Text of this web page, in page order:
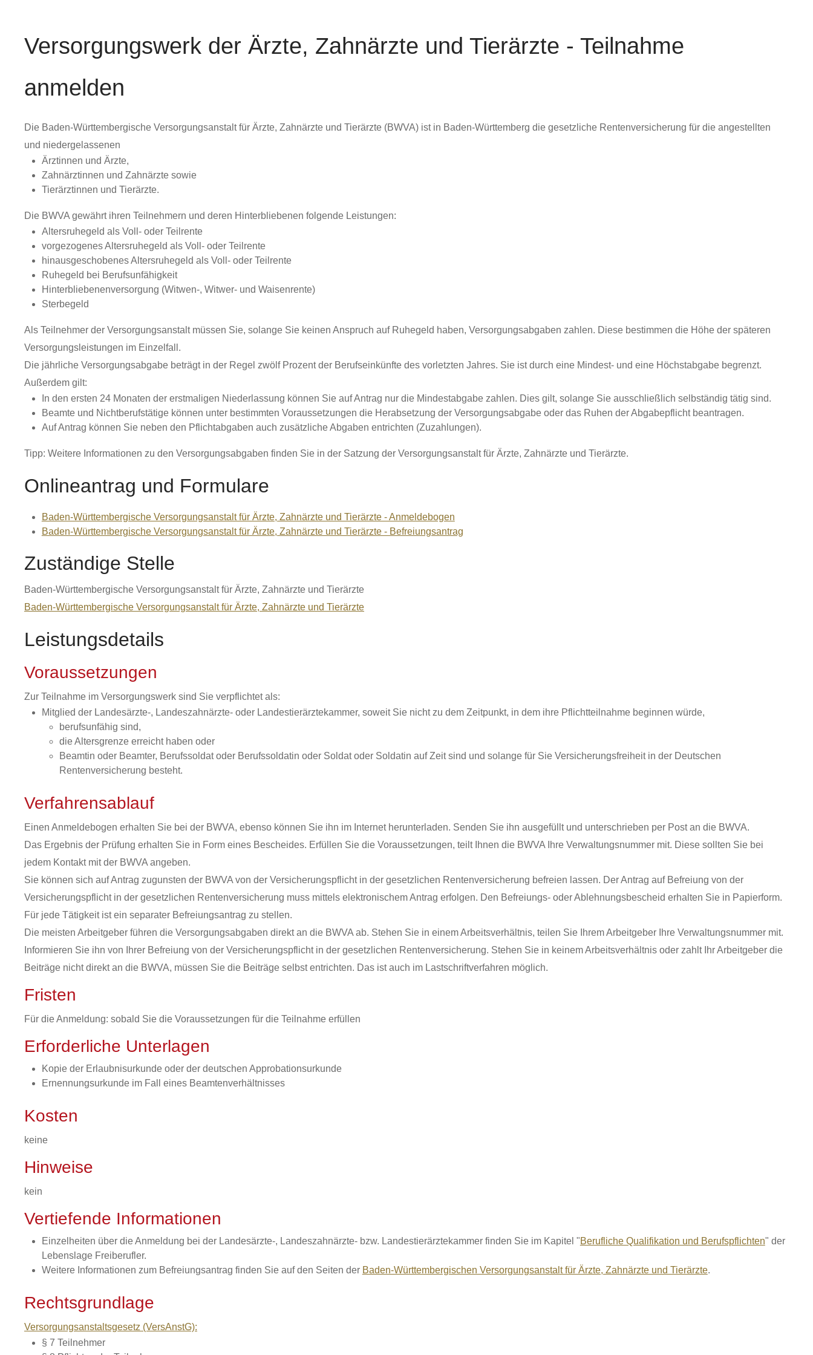
Versorgungswerk der Ärzte, Zahnärzte und Tierärzte - Teilnahme
anmelden
Die Baden-Württembergische Versorgungsanstalt für Ärzte, Zahnärzte und Tierärzte (BWVA) ist in Baden-Württemberg die gesetzliche Rentenversicherung für die angestellten
und niedergelassenen
Ärztinnen und Ärzte,
Zahnärztinnen und Zahnärzte sowie
Tierärztinnen und Tierärzte.
Die BWVA gewährt ihren Teilnehmern und deren Hinterbliebenen folgende Leistungen:
Altersruhegeld als Voll- oder Teilrente
vorgezogenes Altersruhegeld als Voll- oder Teilrente
hinausgeschobenes Altersruhegeld als Voll- oder Teilrente
Ruhegeld bei Berufsunfähigkeit
Hinterbliebenenversorgung (Witwen-, Witwer- und Waisenrente)
Sterbegeld
Als Teilnehmer der Versorgungsanstalt müssen Sie, solange Sie keinen Anspruch auf Ruhegeld haben, Versorgungsabgaben zahlen. Diese bestimmen die Höhe der späteren
Versorgungsleistungen im Einzelfall.
Die jährliche Versorgungsabgabe beträgt in der Regel zwölf Prozent der Berufseinkünfte des vorletzten Jahres. Sie ist durch eine Mindest- und eine Höchstabgabe begrenzt.
Außerdem gilt:
In den ersten 24 Monaten der erstmaligen Niederlassung können Sie auf Antrag nur die Mindestabgabe zahlen. Dies gilt, solange Sie ausschließlich selbständig tätig sind.
Beamte und Nichtberufstätige können unter bestimmten Voraussetzungen die Herabsetzung der Versorgungsabgabe oder das Ruhen der Abgabepflicht beantragen.
Auf Antrag können Sie neben den Pflichtabgaben auch zusätzliche Abgaben entrichten (Zuzahlungen).
Tipp: Weitere Informationen zu den Versorgungsabgaben finden Sie in der Satzung der Versorgungsanstalt für Ärzte, Zahnärzte und Tierärzte.
Onlineantrag und Formulare
Baden-Württembergische Versorgungsanstalt für Ärzte, Zahnärzte und Tierärzte - Anmeldebogen
Baden-Württembergische Versorgungsanstalt für Ärzte, Zahnärzte und Tierärzte - Befreiungsantrag
Zuständige Stelle
Baden-Württembergische Versorgungsanstalt für Ärzte, Zahnärzte und Tierärzte
Baden-Württembergische Versorgungsanstalt für Ärzte, Zahnärzte und Tierärzte
Leistungsdetails
Voraussetzungen
Zur Teilnahme im Versorgungswerk sind Sie verpflichtet als:
Mitglied der Landesärzte-, Landeszahnärzte- oder Landestierärztekammer, soweit Sie nicht zu dem Zeitpunkt, in dem ihre Pflichtteilnahme beginnen würde,
berufsunfähig sind,
die Altersgrenze erreicht haben oder
Beamtin oder Beamter, Berufssoldat oder Berufssoldatin oder Soldat oder Soldatin auf Zeit sind und solange für Sie Versicherungsfreiheit in der Deutschen
Rentenversicherung besteht.
Verfahrensablauf
Einen Anmeldebogen erhalten Sie bei der BWVA, ebenso können Sie ihn im Internet herunterladen. Senden Sie ihn ausgefüllt und unterschrieben per Post an die BWVA.
Das Ergebnis der Prüfung erhalten Sie in Form eines Bescheides. Erfüllen Sie die Voraussetzungen, teilt Ihnen die BWVA Ihre Verwaltungsnummer mit. Diese sollten Sie bei
jedem Kontakt mit der BWVA angeben.
Sie können sich auf Antrag zugunsten der BWVA von der Versicherungspflicht in der gesetzlichen Rentenversicherung befreien lassen. Der Antrag auf Befreiung von der
Versicherungspflicht in der gesetzlichen Rentenversicherung muss mittels elektronischem Antrag erfolgen. Den Befreiungs- oder Ablehnungsbescheid erhalten Sie in Papierform.
Für jede Tätigkeit ist ein separater Befreiungsantrag zu stellen.
Die meisten Arbeitgeber führen die Versorgungsabgaben direkt an die BWVA ab. Stehen Sie in einem Arbeitsverhältnis, teilen Sie Ihrem Arbeitgeber Ihre Verwaltungsnummer mit.
Informieren Sie ihn von Ihrer Befreiung von der Versicherungspflicht in der gesetzlichen Rentenversicherung. Stehen Sie in keinem Arbeitsverhältnis oder zahlt Ihr Arbeitgeber die
Beiträge nicht direkt an die BWVA, müssen Sie die Beiträge selbst entrichten. Das ist auch im Lastschriftverfahren möglich.
Fristen
Für die Anmeldung: sobald Sie die Voraussetzungen für die Teilnahme erfüllen
Erforderliche Unterlagen
Kopie der Erlaubnisurkunde oder der deutschen Approbationsurkunde
Ernennungsurkunde im Fall eines Beamtenverhältnisses
Kosten
keine
Hinweise
kein
Vertiefende Informationen
Einzelheiten über die Anmeldung bei der Landesärzte-, Landeszahnärzte- bzw. Landestierärztekammer finden Sie im Kapitel "Berufliche Qualifikation und Berufspflichten" der
Lebenslage Freiberufler.
Weitere Informationen zum Befreiungsantrag finden Sie auf den Seiten der Baden-Württembergischen Versorgungsanstalt für Ärzte, Zahnärzte und Tierärzte.
Rechtsgrundlage
Versorgungsanstaltsgesetz (VersAnstG):
§ 7 Teilnehmer